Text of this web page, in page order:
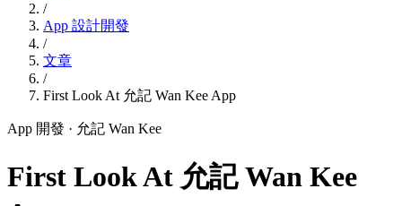
/
App 設計開發
/
文章
/
First Look At 允記 Wan Kee App
App 開發 · 允記 Wan Kee
First Look At 允記 Wan Kee